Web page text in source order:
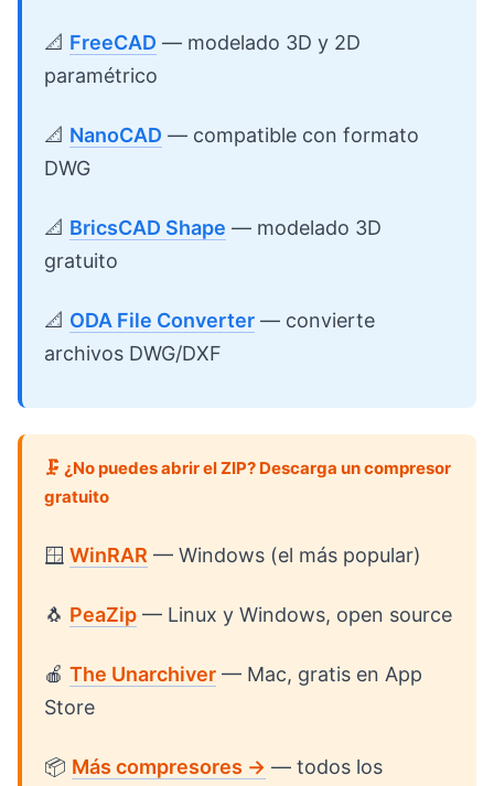
📐 FreeCAD — modelado 3D y 2D
paramétrico
📐 NanoCAD — compatible con formato
DWG
📐 BricsCAD Shape — modelado 3D
gratuito
📐 ODA File Converter — convierte
archivos DWG/DXF
🗜️ ¿No puedes abrir el ZIP? Descarga un compresor
gratuito
🪟 WinRAR — Windows (el más popular)
🐧 PeaZip — Linux y Windows, open source
🍎 The Unarchiver — Mac, gratis en App
Store
📦 Más compresores → — todos los